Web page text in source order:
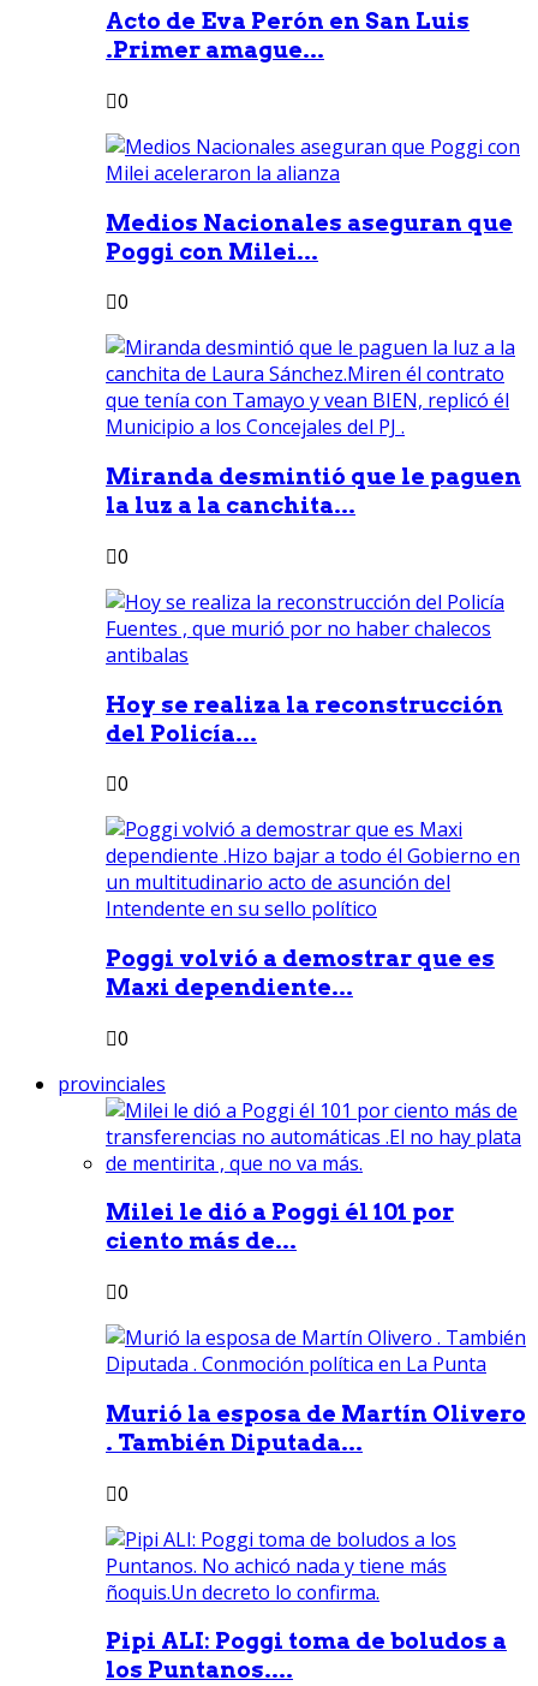
Acto de Eva Perón en San Luis
.Primer amague...
0
Medios Nacionales aseguran que
Poggi con Milei...
0
Miranda desmintió que le paguen
la luz a la canchita...
0
Hoy se realiza la reconstrucción
del Policía...
0
Poggi volvió a demostrar que es
Maxi dependiente...
0
provinciales
Milei le dió a Poggi él 101 por
ciento más de...
0
Murió la esposa de Martín Olivero
. También Diputada...
0
Pipi ALI: Poggi toma de boludos a
los Puntanos....